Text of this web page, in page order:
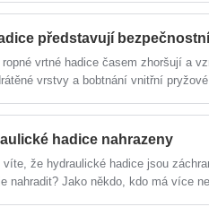
vrtné hadice časem zhoršují a
vrstvy a bobtnání vnitřní
výhodnější tyto staré hadice
hadice nahrazeny
že hydraulické hadice jsou
nahradit? Jako někdo, kdo má více